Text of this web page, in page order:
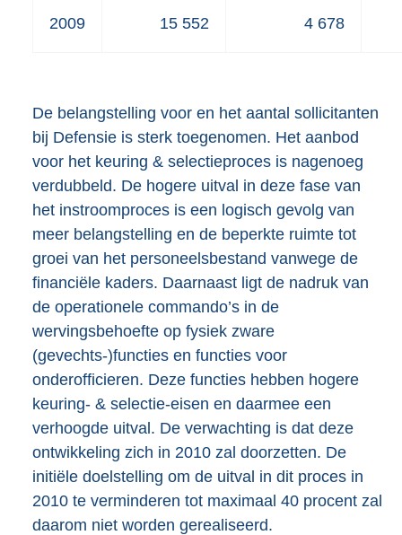
2009 15 552 4 678
De belangstelling voor en het aantal sollicitanten
bij Defensie is sterk toegenomen. Het aanbod
voor het keuring & selectieproces is nagenoeg
verdubbeld. De hogere uitval in deze fase van
het instroomproces is een logisch gevolg van
meer belangstelling en de beperkte ruimte tot
groei van het personeelsbestand vanwege de
financiële kaders. Daarnaast ligt de nadruk van
de operationele commando’s in de
wervingsbehoefte op fysiek zware
(gevechts-)functies en functies voor
onderofficieren. Deze functies hebben hogere
keuring- & selectie-eisen en daarmee een
verhoogde uitval. De verwachting is dat deze
ontwikkeling zich in 2010 zal doorzetten. De
initiële doelstelling om de uitval in dit proces in
2010 te verminderen tot maximaal 40 procent zal
daarom niet worden gerealiseerd.